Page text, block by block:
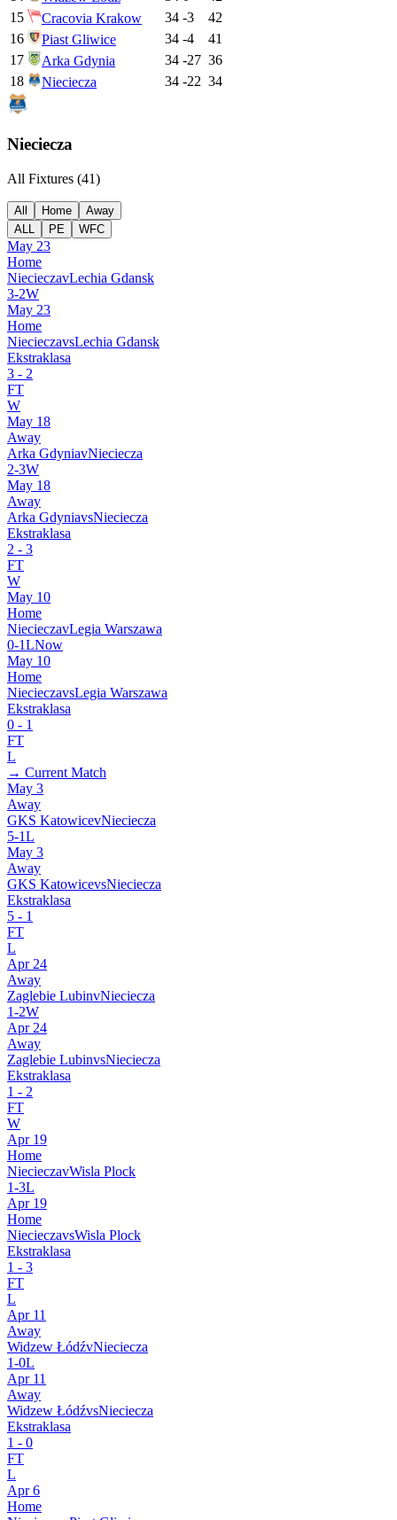
15
Cracovia Krakow 34 -3
42
16
Piast Gliwice 34 -4
41
17
Arka Gdynia 34 -27 36
18
Nieciecza 34 -22 34
Nieciecza
All Fixtures (41)
All Home
Away
ALL
PE WFC
May 23
Home
NiecieczavLechia Gdansk
3-2W
May 23
Home
NiecieczavsLechia Gdansk
Ekstraklasa
3 - 2
FT
W
May 18
Away
Arka GdyniavNieciecza
2-3W
May 18
Away
Arka GdyniavsNieciecza
Ekstraklasa
2 - 3
FT
W
May 10
Home
NiecieczavLegia Warszawa
0-1LNow
May 10
Home
NiecieczavsLegia Warszawa
Ekstraklasa
0 - 1
FT
L
→ Current Match
May 3
Away
GKS KatowicevNieciecza
5-1L
May 3
Away
GKS KatowicevsNieciecza
Ekstraklasa
5 - 1
FT
L
Apr 24
Away
Zaglebie LubinvNieciecza
1-2W
Apr 24
Away
Zaglebie LubinvsNieciecza
Ekstraklasa
1 - 2
FT
W
Apr 19
Home
NiecieczavWisla Plock
1-3L
Apr 19
Home
NiecieczavsWisla Plock
Ekstraklasa
1 - 3
FT
L
Apr 11
Away
Widzew ŁódźvNieciecza
1-0L
Apr 11
Away
Widzew ŁódźvsNieciecza
Ekstraklasa
1 - 0
FT
L
Apr 6
Home